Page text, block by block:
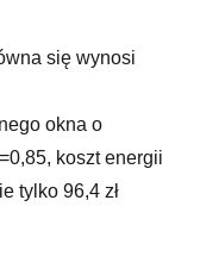
się wynosi
okna o
koszt energii
tylko 96,4 zł